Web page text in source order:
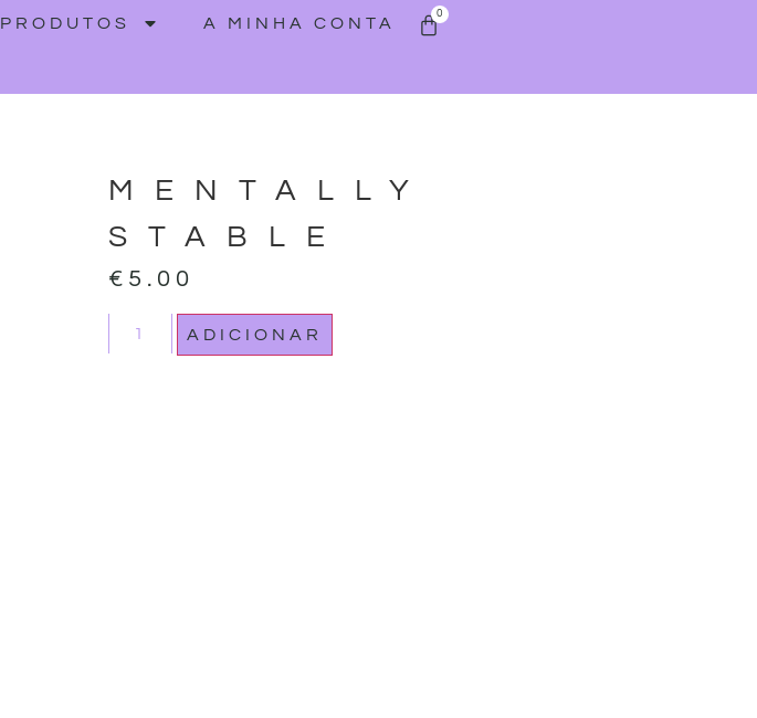
PRODUTOS A MINHA CONTA
0
MENTALLY
STABLE
€ 5.00
ADICIONAR